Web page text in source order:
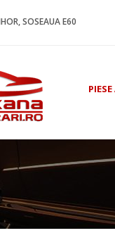
SOSEAUA E60